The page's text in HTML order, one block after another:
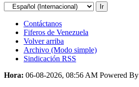
Contáctanos
Fiferos de Venezuela
Volver arriba
Archivo (Modo simple)
Sindicación RSS
Hora: 06-08-2026, 08:56 AM Powered By